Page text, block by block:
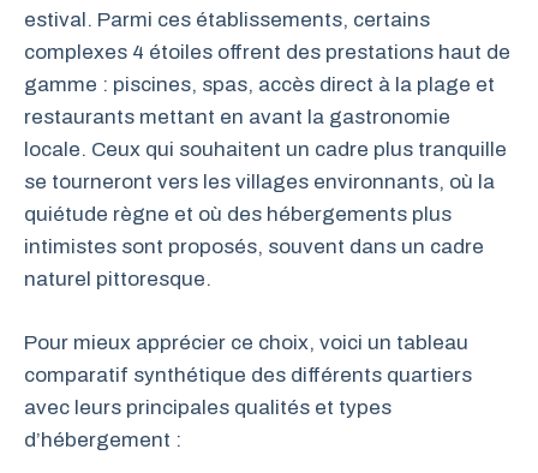
estival. Parmi ces établissements, certains
complexes 4 étoiles offrent des prestations haut de
gamme : piscines, spas, accès direct à la plage et
restaurants mettant en avant la gastronomie
locale. Ceux qui souhaitent un cadre plus tranquille
se tourneront vers les villages environnants, où la
quiétude règne et où des hébergements plus
intimistes sont proposés, souvent dans un cadre
naturel pittoresque.
Pour mieux apprécier ce choix, voici un tableau
comparatif synthétique des différents quartiers
avec leurs principales qualités et types
d’hébergement :